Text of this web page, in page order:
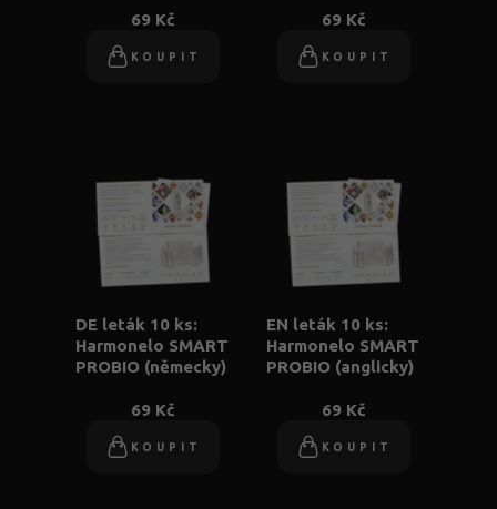
69 Kč
KOUPIT
69 Kč
KOUPIT
DE leták 10 ks:
Harmonelo SMART
PROBIO (německy)
69 Kč
KOUPIT
EN leták 10 ks:
Harmonelo SMART
PROBIO (anglicky)
69 Kč
KOUPIT